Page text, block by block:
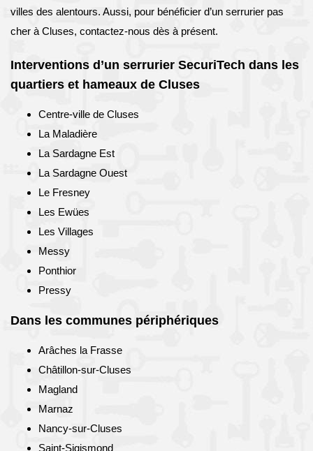
villes des alentours. Aussi, pour bénéficier d’un serrurier pas
cher à Cluses, contactez-nous dès à présent.
Interventions d’un serrurier SecuriTech dans les
quartiers et hameaux de Cluses
Centre-ville de Cluses
La Maladière
La Sardagne Est
La Sardagne Ouest
Le Fresney
Les Ewües
Les Villages
Messy
Ponthior
Pressy
Dans les communes périphériques
Arâches la Frasse
Châtillon-sur-Cluses
Magland
Marnaz
Nancy-sur-Cluses
Saint-Sigismond